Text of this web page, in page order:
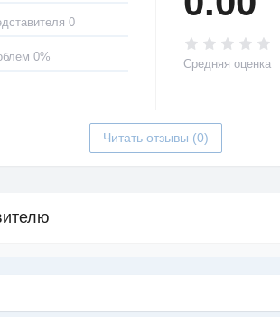
0
0%
Средняя оценка
Читать отзывы (0)